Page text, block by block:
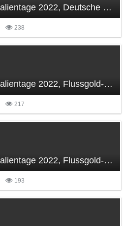
02_Muenchner Mineralientage 2022, Deutsche Edelsteinkönigin,.JPG
238
03_Muenchner Mineralientage 2022, Flussgold-Vitrine.JPG
217
04_Muenchner Mineralientage 2022, Flussgold-Vitrine.JPG
193